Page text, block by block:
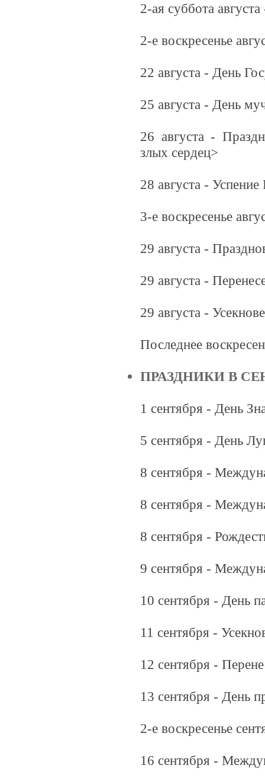
2-ая суббота
2-е воскресенье
22 августа - День
25 августа - День
26 августа -
злых сердец>
28 августа -
3-е воскресенье
29 августа -
29 августа -
29 августа -
Последнее
ПРАЗДНИКИ В
1 сентября - День
5 сентября - День
8 сентября -
8 сентября -
8 сентября -
9 сентября -
10 сентября - День
11 сентября -
12 сентября -
13 сентября - День
2-е воскресенье
16 сентября -